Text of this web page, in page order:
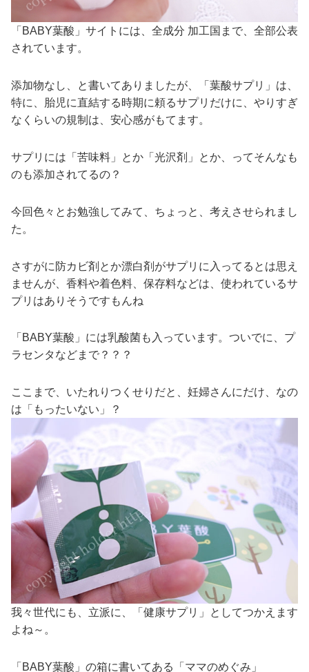
「BABY葉酸」サイトには、全成分 加工国まで、全部公表
されています。
添加物なし、と書いてありましたが、「葉酸サプリ」は、
特に、胎児に直結する時期に頼るサプリだけに、やりすぎ
なくらいの規制は、安心感がもてます。
サプリには「苦味料」とか「光沢剤」とか、ってそんなも
のも添加されてるの？
今回色々とお勉強してみて、ちょっと、考えさせられまし
た。
さすがに防カビ剤とか漂白剤がサプリに入ってるとは思え
ませんが、香料や着色料、保存料などは、使われているサ
プリはありそうですもんね
「BABY葉酸」には乳酸菌も入っています。ついでに、プ
ラセンタなどまで？？？
ここまで、いたれりつくせりだと、妊婦さんにだけ、なの
は「もったいない」？
我々世代にも、立派に、「健康サプリ」としてつかえます
よね～。
「BABY葉酸」の箱に書いてある「ママのめぐみ」